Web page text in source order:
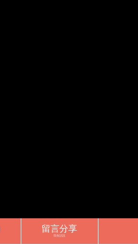
留言分享
我有話說